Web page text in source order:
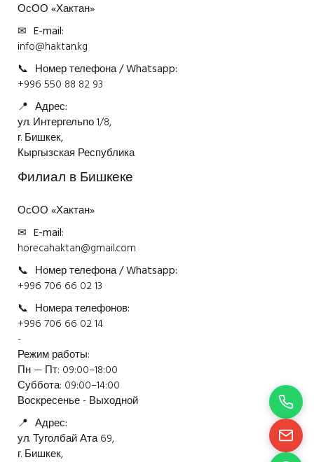
ОсОО «Хактан»
✉ E-mail:
info@haktan.kg
📞 Номер телефона / Whatsapp:
+996 550 88 82 93
📍 Адрес:
ул. Интергельпо 1/8,
г. Бишкек,
Кыргызская Республика
Филиал в Бишкеке
ОсОО «Хактан»
✉ E-mail:
horecahaktan@gmail.com
📞 Номер телефона / Whatsapp:
+996 706 66 02 13
📞 Номера телефонов:
+996 706 66 02 14
-
Режим работы:
Пн — Пт: 09:00–18:00
Суббота: 09:00–14:00
Воскресенье - Выходной
📍 Адрес:
ул. Туголбай Ата 69,
г. Бишкек,